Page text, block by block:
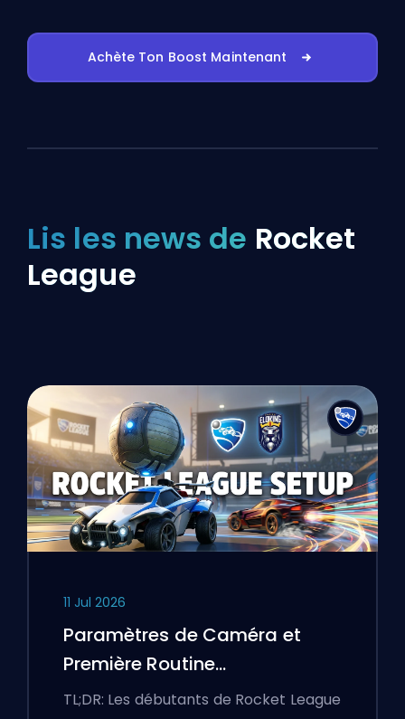
Achète Ton Boost Maintenant
Lis les news de Rocket
League
11 Jul 2026
Paramètres de Caméra et
Première Routine
d'Entraînement Rocket League
TL;DR: Les débutants de Rocket League